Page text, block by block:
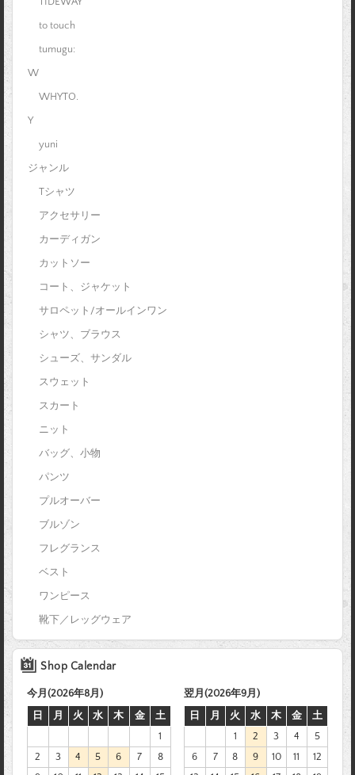
to touch
tumugu:
W
WHYTO.
Y
yuni
ジャンル
Tシャツ
アクセサリー
カーディガン
カットソー
コート、ジャケット
サロペット/オールインワン
シャツ、ブラウス
シューズ、サンダル
スウェット
スカート
ニット
バッグ、小物
パンツ
プルオーバー
ブルゾン
フレグランス
ベスト
ワンピース
靴下／レッグウェア
Shop Calendar
今月(2026年8月)
日
月 火 水 木 金
土
1
2
3 4 5 6 7
8
翌月(2026年9月)
日
月 火 水 木 金
土
1
2 3 4
5
6
7 8 9 10 11
12